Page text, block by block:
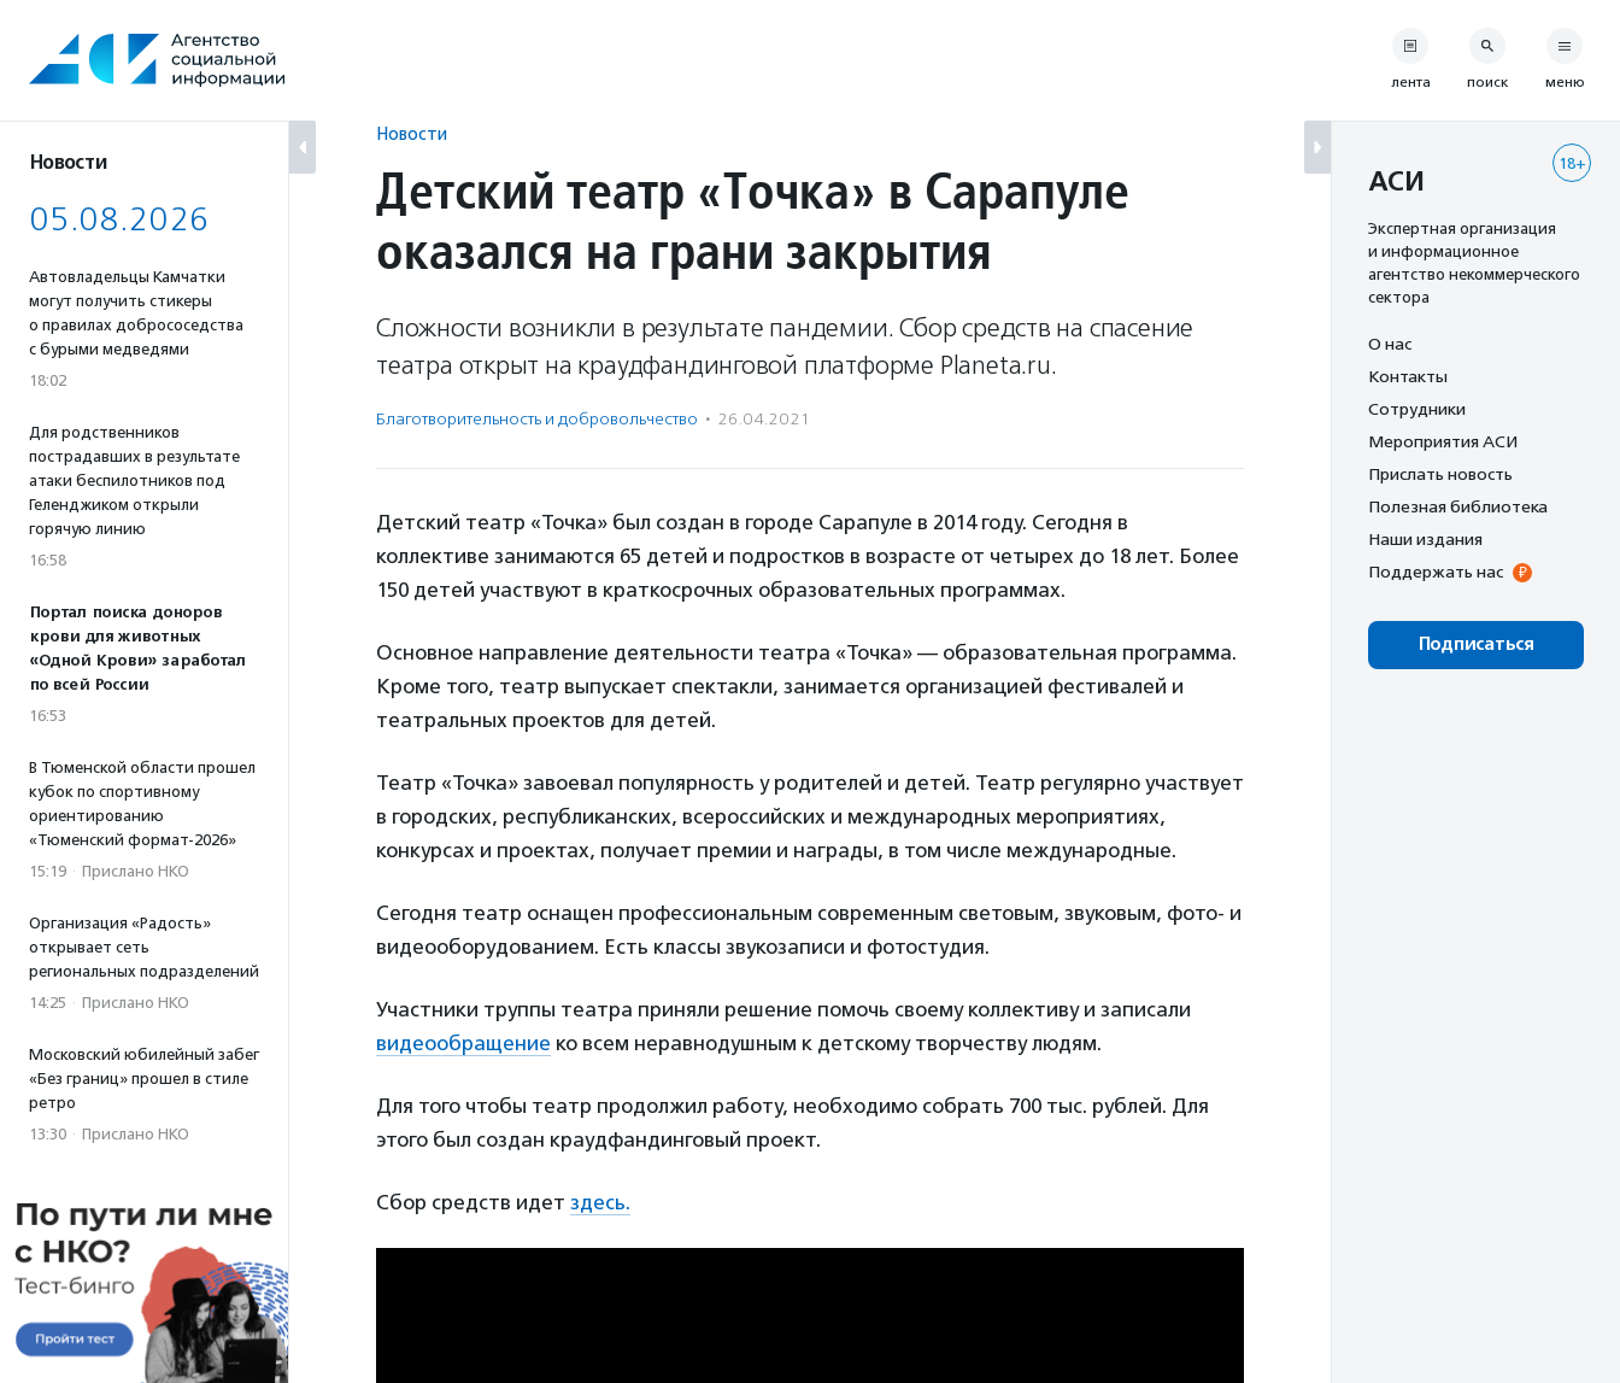
содержанию
Новости
05.08.2026
Автовладельцы Камчатки
могут получить стикеры
о правилах добрососедства
с бурыми медведями
18:02
Для родственников
пострадавших в результате
атаки беспилотников под
Геленджиком открыли
горячую линию
16:58
Портал поиска доноров
крови для животных
«Одной Крови» заработал
по всей России
16:53
В Тюменской области прошел
кубок по спортивному
ориентированию
«Тюменский формат-2026»
15:19 · Прислано НКО
Организация «Радость»
открывает сеть
региональных подразделений
14:25 · Прислано НКО
Московский юбилейный забег
«Без границ» прошел в стиле
ретро
13:30 · Прислано НКО
Новости
Детский театр «Точка» в Сарапуле
оказался на грани закрытия
Сложности возникли в результате пандемии. Сбор средств на спасение
театра открыт на краудфандинговой платформе Planeta.ru.
Благотвори­тель­ность и доброволь­чест­во · 26.04.2021
Детский театр «Точка» был создан в городе Сарапуле в 2014 году. Сегодня в
коллективе занимаются 65 детей и подростков в возрасте от четырех до 18 лет. Более
150 детей участвуют в краткосрочных образовательных программах.
Основное направление деятельности театра «Точка» — образовательная программа.
Кроме того, театр выпускает спектакли, занимается организацией фестивалей и
театральных проектов для детей.
Театр «Точка» завоевал популярность у родителей и детей. Театр регулярно участвует
в городских, республиканских, всероссийских и международных мероприятиях,
конкурсах и проектах, получает премии и награды, в том числе международные.
Сегодня театр оснащен профессиональным современным световым, звуковым, фото- и
видеооборудованием. Есть классы звукозаписи и фотостудия.
Участники труппы театра приняли решение помочь своему коллективу и записали
видеообращение ко всем неравнодушным к детскому творчеству людям.
Для того чтобы театр продолжил работу, необходимо собрать 700 тыс. рублей. Для
этого был создан краудфандинговый проект.
Сбор средств идет здесь.
лента поиск меню
18+
АСИ
Экспертная организация
и информационное
агентство некоммерческого
сектора
О нас
Контакты
Сотрудники
Мероприятия АСИ
Прислать новость
Полезная библиотека
Наши издания
Поддержать нас
Подписаться